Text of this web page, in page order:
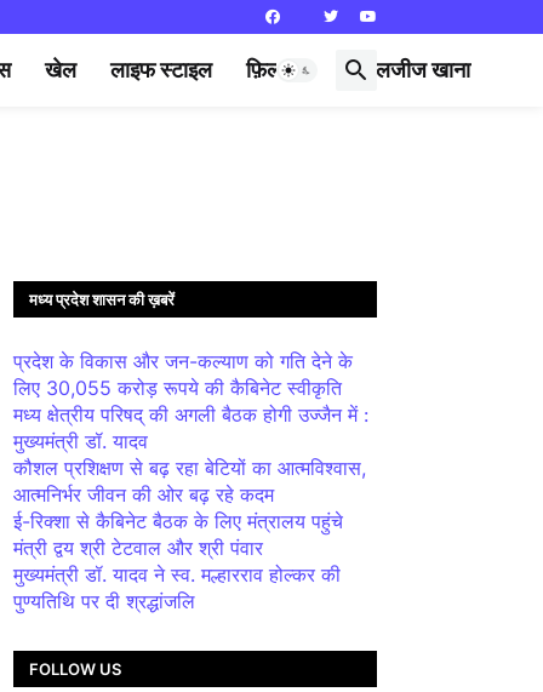
खेल लाइफ स्टाइल फ़िल्मी दुनिया लजीज खाना
मध्य प्रदेश शासन की ख़बरें
प्रदेश के विकास और जन-कल्याण को गति देने के
लिए 30,055 करोड़ रूपये की कैबिनेट स्वीकृति
मध्य क्षेत्रीय परिषद् की अगली बैठक होगी उज्जैन में :
मुख्यमंत्री डॉ. यादव
कौशल प्रशिक्षण से बढ़ रहा बेटियों का आत्मविश्वास,
आत्मनिर्भर जीवन की ओर बढ़ रहे कदम
ई-रिक्शा से कैबिनेट बैठक के लिए मंत्रालय पहुंचे
मंत्री द्वय श्री टेटवाल और श्री पंवार
मुख्यमंत्री डॉ. यादव ने स्व. मल्हारराव होल्कर की
पुण्यतिथि पर दी श्रद्धांजलि
FOLLOW US